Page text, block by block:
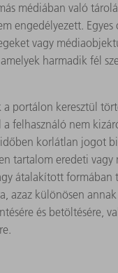
médiában való
engedélyezett.
vagy
harmadik fél
portálon keresztül
a felhasználó nem
korlátlan jogot
tartalom eredeti
átalakított formában
azaz különösen
és betöltésére,